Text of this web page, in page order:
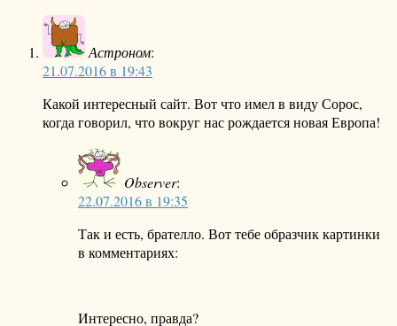
Астроном:
21.07.2016 в 19:43
Какой интересный сайт. Вот что имел в виду Сорос,
когда говорил, что вокруг нас рождается новая Европа!
Observer:
22.07.2016 в 19:35
Так и есть, брателло. Вот тебе образчик картинки
в комментариях:
Интересно, правда?